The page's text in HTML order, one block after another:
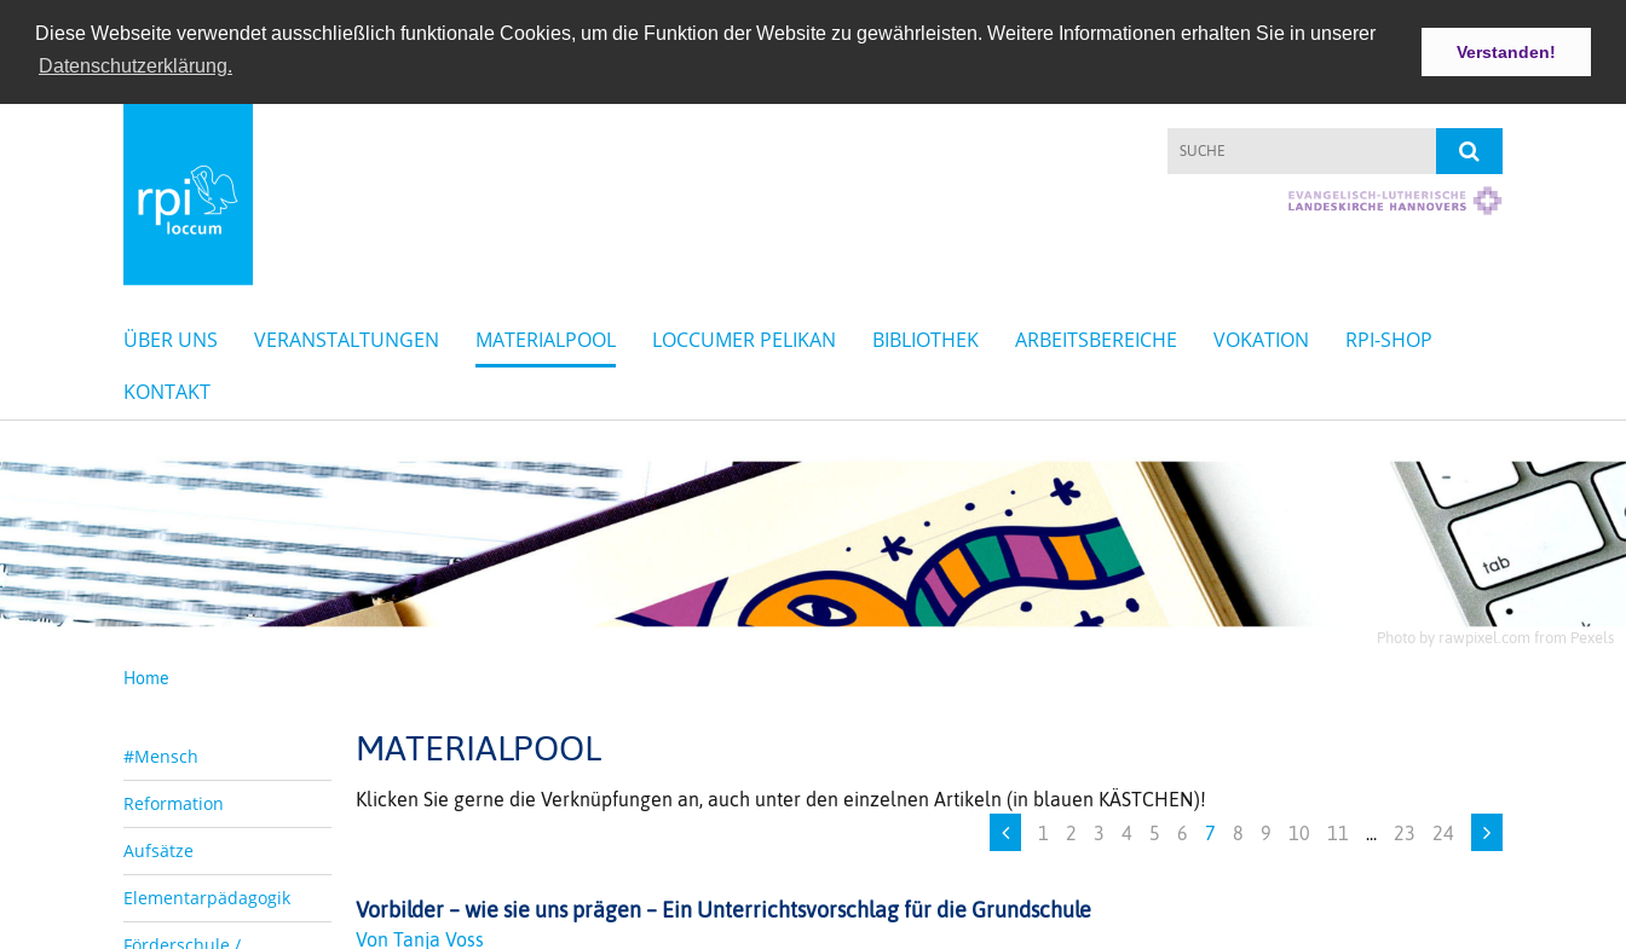
Diese Webseite verwendet ausschließlich funktionale Cookies, um die Funktion der Website zu gewährleisten. Weitere Informationen erhalten Sie in unserer
Datenschutzerklärung.
Verstanden!
ÜBER UNS VERANSTALTUNGEN MATERIALPOOL LOCCUMER PELIKAN BIBLIOTHEK ARBEITSBEREICHE VOKATION
RPI-SHOP
KONTAKT
Photo by rawpixel.com from Pexels
Home
#Mensch
Reformation
Aufsätze
Elementarpädagogik
MATERIALPOOL
Klicken Sie gerne die Verknüpfungen an, auch unter den einzelnen Artikeln (in blauen KÄSTCHEN)!
1
2 3 4 5 6 7 8 9 10 11 ... 23 24
Vorbilder – wie sie uns prägen – Ein Unterrichtsvorschlag für die Grundschule
Von Tanja Voss